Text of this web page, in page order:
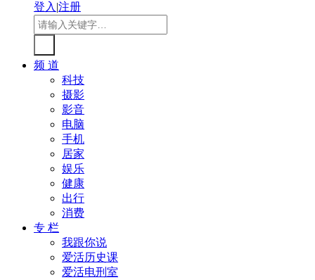
登入|注册
频 道
科技
摄影
影音
电脑
手机
居家
娱乐
健康
出行
消费
专 栏
我跟你说
爱活历史课
爱活电刑室